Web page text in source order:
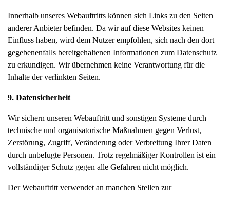
Innerhalb unseres Webauftritts können sich Links zu den Seiten
anderer Anbieter befinden. Da wir auf diese Websites keinen
Einfluss haben, wird dem Nutzer empfohlen, sich nach den dort
gegebenenfalls bereitgehaltenen Informationen zum Datenschutz
zu erkundigen. Wir übernehmen keine Verantwortung für die
Inhalte der verlinkten Seiten.
9. Datensicherheit
Wir sichern unseren Webauftritt und sonstigen Systeme durch
technische und organisatorische Maßnahmen gegen Verlust,
Zerstörung, Zugriff, Veränderung oder Verbreitung Ihrer Daten
durch unbefugte Personen. Trotz regelmäßiger Kontrollen ist ein
vollständiger Schutz gegen alle Gefahren nicht möglich.
Der Webauftritt verwendet an manchen Stellen zur